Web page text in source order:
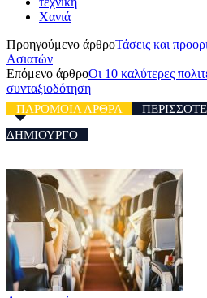
Χανιά
Προηγούμενο άρθροΤάσεις και
Ασιατών
Επόμενο άρθροΟι 10 καλύτερες
συνταξιοδότηση
ΠΑΡΟΜΟΙΑ ΑΡΘΡΑ
ΔΗΜΙΟΥΡΓΟ